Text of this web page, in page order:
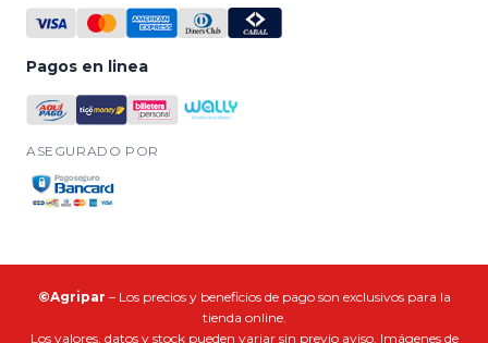
Pagos en linea
ASEGURADO POR
©Agripar – Los precios y beneficios de pago son exclusivos para la
tienda online.
Los valores, datos y stock pueden variar sin previo aviso. Imágenes de